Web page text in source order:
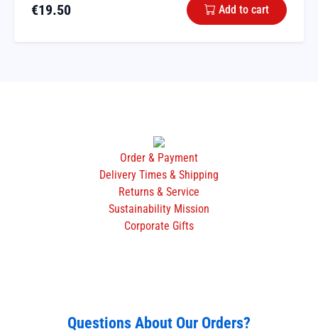
€19.50 Add to cart
Order & Payment
Delivery Times & Shipping
Returns & Service
Sustainability Mission
Corporate Gifts
Questions About Our Orders?